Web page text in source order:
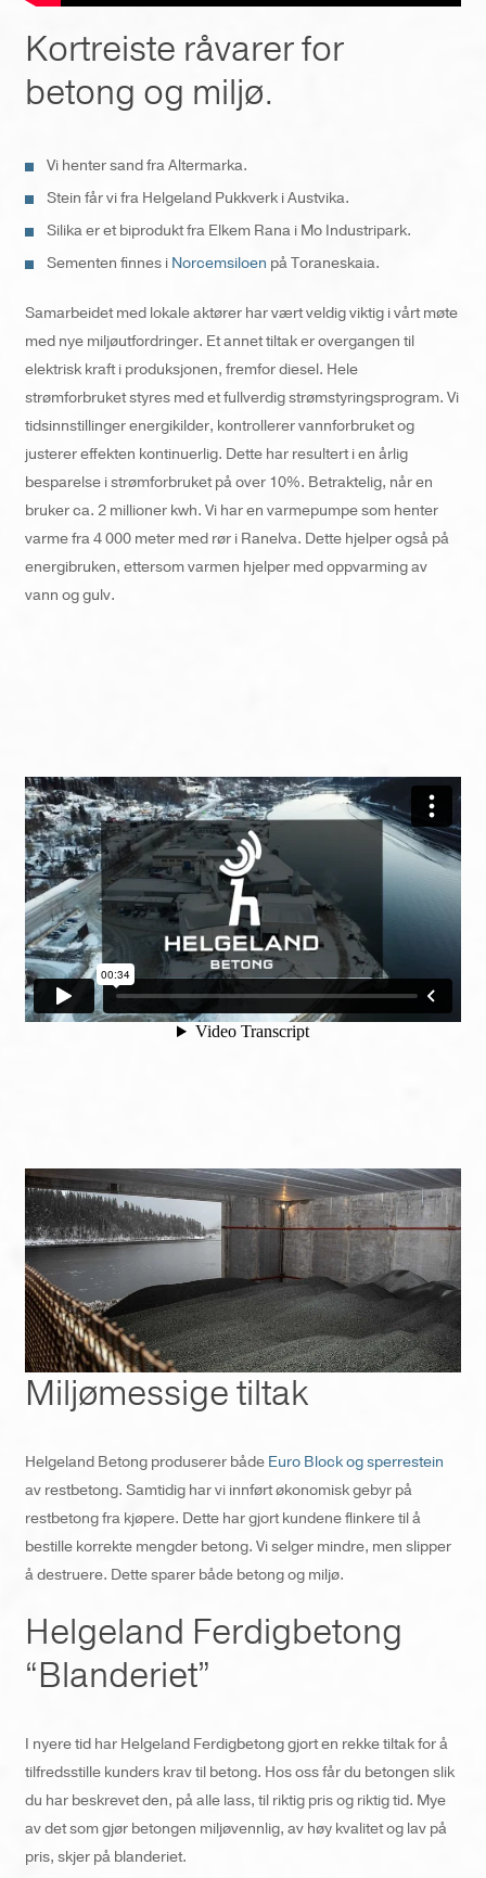
Kortreiste råvarer for
betong og miljø.
Vi henter sand fra Altermarka.
Stein får vi fra Helgeland Pukkverk i Austvika.
Silika er et biprodukt fra Elkem Rana i Mo Industripark.
Sementen finnes i Norcemsiloen på Toraneskaia.
Samarbeidet med lokale aktører har vært veldig viktig i vårt møte
med nye miljøutfordringer. Et annet tiltak er overgangen til
elektrisk kraft i produksjonen, fremfor diesel. Hele
strømforbruket styres med et fullverdig strømstyringsprogram. Vi
tidsinnstillinger energikilder, kontrollerer vannforbruket og
justerer effekten kontinuerlig. Dette har resultert i en årlig
besparelse i strømforbruket på over 10%. Betraktelig, når en
bruker ca. 2 millioner kwh. Vi har en varmepumpe som henter
varme fra 4 000 meter med rør i Ranelva. Dette hjelper også på
energibruken, ettersom varmen hjelper med oppvarming av
vann og gulv.
Miljømessige tiltak
Helgeland Betong produserer både Euro Block og sperrestein
av restbetong. Samtidig har vi innført økonomisk gebyr på
restbetong fra kjøpere. Dette har gjort kundene flinkere til å
bestille korrekte mengder betong. Vi selger mindre, men slipper
å destruere. Dette sparer både betong og miljø.
Helgeland Ferdigbetong
“Blanderiet”
I nyere tid har Helgeland Ferdigbetong gjort en rekke tiltak for å
tilfredsstille kunders krav til betong. Hos oss får du betongen slik
du har beskrevet den, på alle lass, til riktig pris og riktig tid. Mye
av det som gjør betongen miljøvennlig, av høy kvalitet og lav på
pris, skjer på blanderiet.